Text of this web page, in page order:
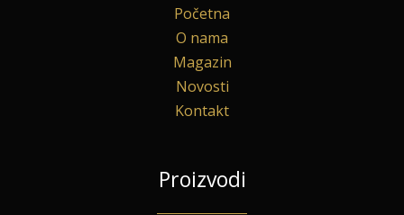
Početna
O nama
Magazin
Novosti
Kontakt
Proizvodi